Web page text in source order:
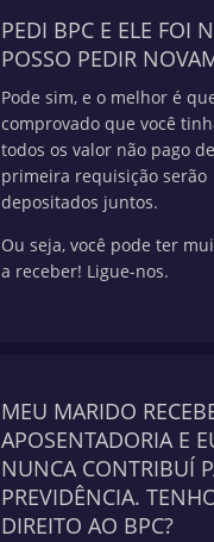
PEDI BPC E ELE FOI
POSSO PEDIR
Pode sim, e o melhor é
comprovado que você
todos os valor não pago
primeira requisição serão
depositados juntos.
Ou seja, você pode ter
a receber! Ligue-nos.
MEU MARIDO
APOSENTADORIA E
NUNCA CONTRIBUÍ
PREVIDÊNCIA.
DIREITO AO BPC?